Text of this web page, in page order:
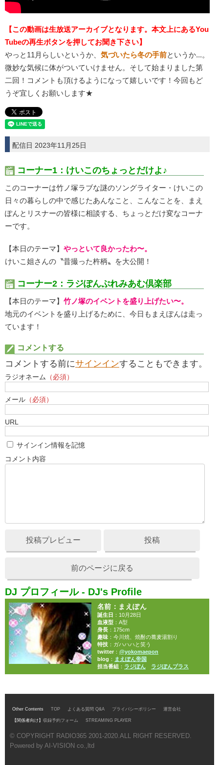
【この動画は生放送アーカイブとなります。本文上にあるYou
Tubeの再生ボタンを押してお聞き下さい】
やっと11月らしいというか、 気づいたら冬の手前というか...。
微妙な気候に体がついていけません。そして始まりました第
二回！コメントも頂けるようになって嬉しいです！今回もど
うぞ宜しくお願いします★
配信日 2023年11月25日
コーナー1：けいこのちょっとだけよ♪
このコーナーは竹ノ塚ラブな謎のソングライター・けいこの
日々の暮らしの中で感じたあんなこと、こんなことを、まえ
ぽんとリスナーの皆様に相談する、ちょっとだけ変なコーナ
ーです。
【本日のテーマ】 やっといて良かったわ〜。
けいこ姐さんの〝昔撮った杵柄〟を大公開！
コーナー2：ラジぽんぷれみあむ倶楽部
【本日のテーマ】 竹ノ塚のイベントを盛り上げたい〜。
地元のイベントを盛り上げるために、今日もまえぽんは走っ
ています！
コメントする
コメントする前にサインインすることもできます。
ラジオネーム （必須）
メール （必須）
URL
サインイン情報を記憶
コメント内容
投稿プレビュー 投稿
前のページに戻る
DJ プロフィール - DJ's Profile
名前 ：まえぽん
誕生日 ：10月28日
血液型：A型
身長：175cm
趣味：今川焼、焼酎の蕎麦湯割り
特技：ガハハハと笑う
twitter： @yokomaepon
blog ： まえぽん帝国
担当番組 ： ラジぽん ラジぽんプラス
Other Contents TOP よくある質問 Q&A プライバシーポリシー 運営会社
【関係者向け】 収録予約フォーム STREAMING PLAYER
© COPYRIGHT RADIO365 2001-2020.ALL RIGHT RESERVED.
Powered by AI-VISION co.,ltd